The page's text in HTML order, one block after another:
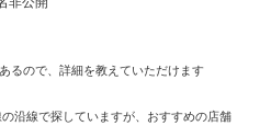
るので、詳細を教えていただけます
沿線で探していますが、おすすめの店舗